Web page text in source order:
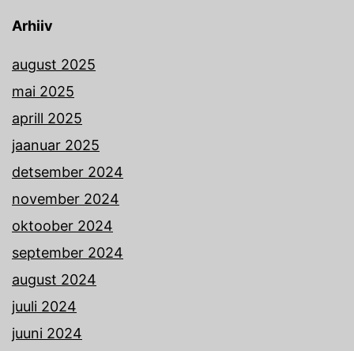
Arhiiv
august 2025
mai 2025
aprill 2025
jaanuar 2025
detsember 2024
november 2024
oktoober 2024
september 2024
august 2024
juuli 2024
juuni 2024